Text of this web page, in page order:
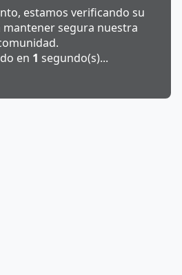
estamos verificando su
segura nuestra
en 1 segundo(s)...